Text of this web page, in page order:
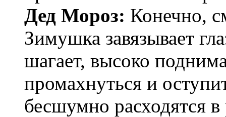
Дед Мороз: Конечно,
Зимушка завязывает
шагает, высоко
промахнуться и
бесшумно расходятся